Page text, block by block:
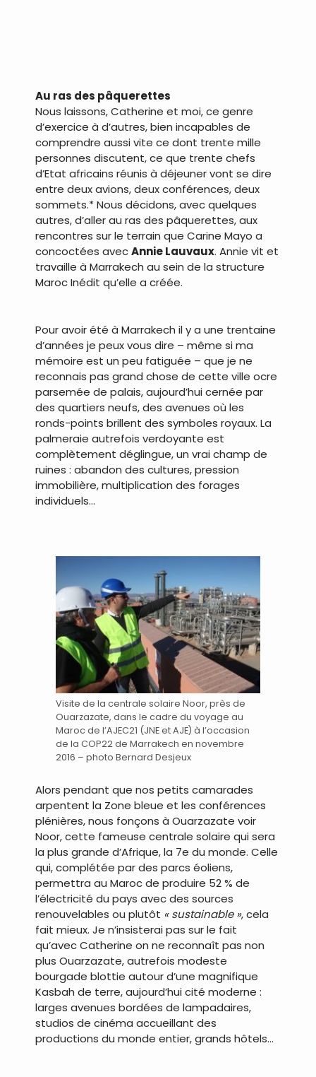
Au ras des pâquerettes
Nous laissons, Catherine et moi, ce genre
d’exercice à d’autres, bien incapables de
comprendre aussi vite ce dont trente mille
personnes discutent, ce que trente chefs
d’Etat africains réunis à déjeuner vont se dire
entre deux avions, deux conférences, deux
sommets.* Nous décidons, avec quelques
autres, d’aller au ras des pâquerettes, aux
rencontres sur le terrain que Carine Mayo a
concoctées avecAnnie Lauvaux. Annie vit et
travaille à Marrakech au sein de la structure
Maroc Inédit qu’elle a créée.
Pour avoir été à Marrakech il y a une trentaine
d’années je peux vous dire – même si ma
mémoire est un peu fatiguée – que je ne
reconnais pas grand chose de cette ville ocre
parsemée de palais, aujourd’hui cernée par
des quartiers neufs, des avenues où les
ronds-points brillent des symboles royaux. La
palmeraie autrefois verdoyante est
complètement déglingue, un vrai champ de
ruines : abandon des cultures, pression
immobilière, multiplication des forages
individuels…
Visite de la centrale solaire Noor, près de
Ouarzazate, dans le cadre du voyage au
Maroc de l’AJEC21 (JNE et AJE) à l’occasion
de la COP22 de Marrakech en novembre
2016 – photo Bernard Desjeux
Alors pendant que nos petits camarades
arpentent la Zone bleue et les conférences
plénières, nous fonçons à Ouarzazate voir
Noor, cette fameuse centrale solaire qui sera
la plus grande d’Afrique, la 7e du monde. Celle
qui, complétée par des parcs éoliens,
permettra au Maroc de produire 52 % de
l’électricité du pays avec des sources
renouvelables ou plutôt « sustainable », cela
fait mieux. Je n’insisterai pas sur le fait
qu’avec Catherine on ne reconnaît pas non
plus Ouarzazate, autrefois modeste
bourgade blottie autour d’une magnifique
Kasbah de terre, aujourd’hui cité moderne :
larges avenues bordées de lampadaires,
studios de cinéma accueillant des
productions du monde entier, grands hôtels…